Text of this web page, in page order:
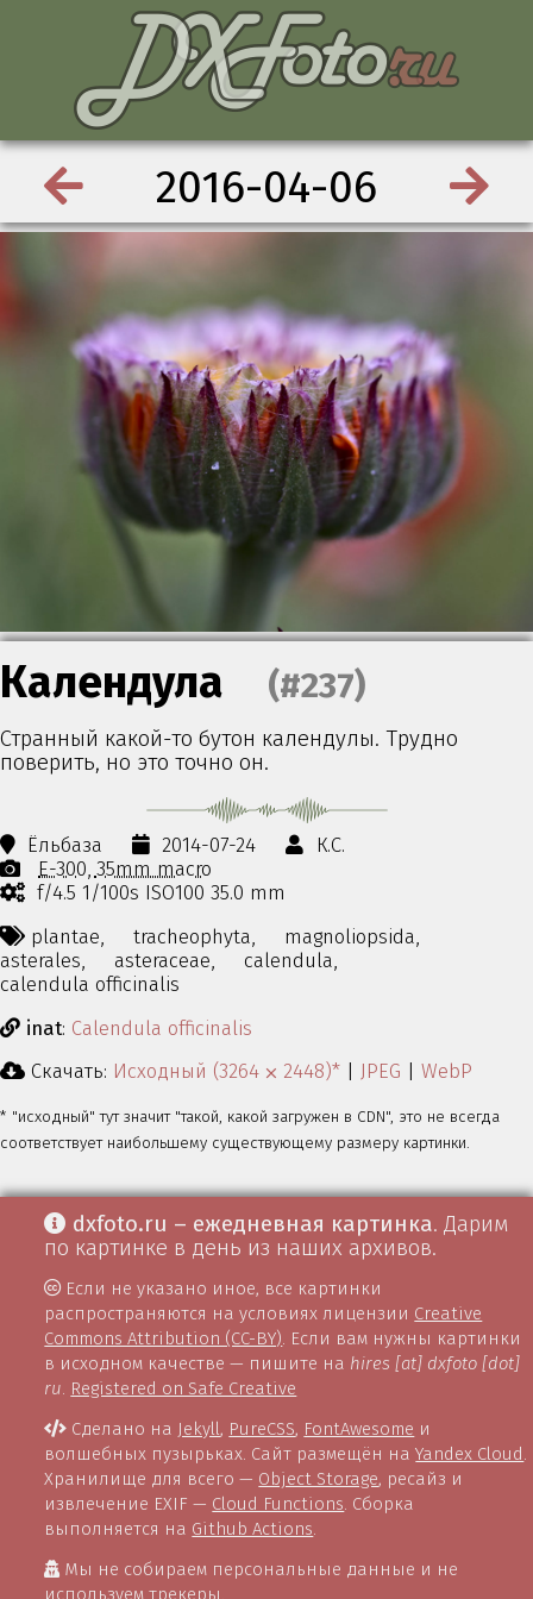
2016-04-06
Календула (#237)
Странный какой-то бутон календулы. Трудно
поверить, но это точно он.
Ёльбаза 2014-07-24
К.С.
E-300 35mm macro
f/4.5 1/100s ISO100 35.0 mm
plantae,
tracheophyta,
magnoliopsida,
asterales,
asteraceae,
calendula,
calendula officinalis
inat: Calendula officinalis
Скачать: Исходный (3264 ⨉ 2448)* JPEG WebP
* "исходный" тут значит "такой, какой загружен в CDN", это не всегда
соответствует наибольшему существующему размеру картинки.
dxfoto.ru – ежедневная картинка. Дарим
по картинке в день из наших архивов.
Если не указано иное, все картинки
распространяются на условиях лицензии Creative
Commons Attribution (CC-BY). Если вам нужны картинки
в исходном качестве — пишите на hires [at] dxfoto [dot]
ru. Registered on Safe Creative
Сделано на Jekyll, PureCSS, FontAwesome и
волшебных пузырьках. Сайт размещён наYandex Cloud.
Хранилище для всего — Object Storage, ресайз и
извлечение EXIF — Cloud Functions. Сборка
выполняется на Github Actions.
Мы не собираем персональные данные и не
используем трекеры.